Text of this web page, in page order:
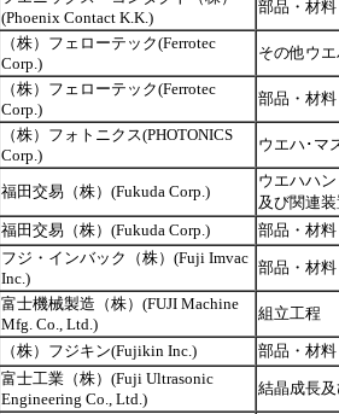
(Phoenix Contact K.K.)
部品・材
（株）フェローテック(Ferrotec
Corp.)
その他ウ
（株）フェローテック(Ferrotec
Corp.)
部品・材
（株）フォトニクス(PHOTONICS
Corp.)
ウエハ･マ
福田交易（株）(Fukuda Corp.)
ウエハハ
及び関連
福田交易（株）(Fukuda Corp.)
部品・材
フジ・インバック（株）(Fuji Imvac
Inc.)
部品・材
富士機械製造（株）(FUJI Machine
Mfg. Co., Ltd.)
組立工程
（株）フジキン(Fujikin Inc.)
部品・材
富士工業（株）(Fuji Ultrasonic
Engineering Co., Ltd.)
結晶成長